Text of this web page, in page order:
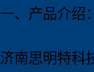
一、产品介绍
济南思明特科